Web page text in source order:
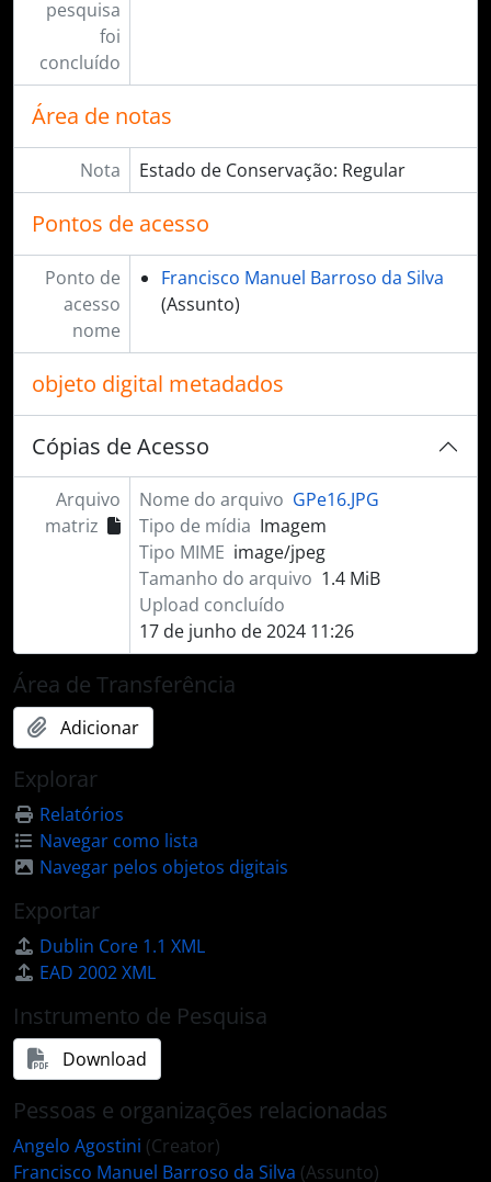
pesquisa
foi
concluído
Área de notas
Nota Estado de Conservação: Regular
Pontos de acesso
Ponto de
acesso
nome
Francisco Manuel Barroso da Silva
(Assunto)
objeto digital metadados
Cópias de Acesso
Arquivo
matriz
Nome do arquivo GPe16.JPG
Tipo de mídia Imagem
Tipo MIME image/jpeg
Tamanho do arquivo 1.4 MiB
Upload concluído
17 de junho de 2024 11:26
Área de Transferência
Adicionar
Explorar
Relatórios
Navegar como lista
Navegar pelos objetos digitais
Exportar
Dublin Core 1.1 XML
EAD 2002 XML
Instrumento de Pesquisa
Download
Pessoas e organizações relacionadas
Angelo Agostini (Creator)
Francisco Manuel Barroso da Silva (Assunto)